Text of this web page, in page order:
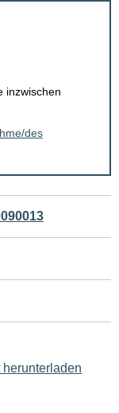
inzwischen
des